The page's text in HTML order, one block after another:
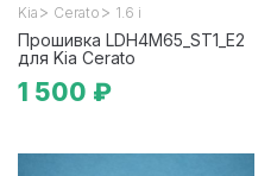
Kia > Cerato > 1.6 i
Прошивка LDH4M65_ST1_E2
для Kia Cerato
1 500 ₽